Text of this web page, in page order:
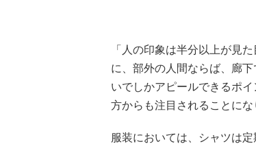
「人の印象は半分以上が見
に、部外の人間ならば、廊
いでしかアピールできるポ
方からも注目されることにな
服装においては、シャツは